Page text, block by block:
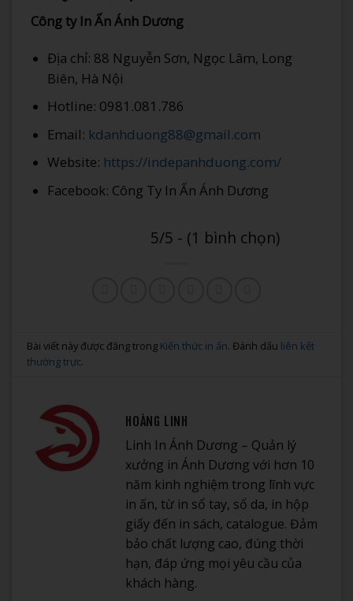
Công ty In Ấn Ánh Dương
Địa chỉ: 88 Nguyễn Sơn, Ngọc Lâm, Long
Biên, Hà Nội
Hotline: 0981.081.786
Email: kdanhduong88@gmail.com
Website: https://indepanhduong.com/
Facebook: Công Ty In Ấn Ánh Dương
5/5 - (1 bình chọn)
Bài viết này được đăng trong Kiến thức in ấn. Đánh dấu liên kết
thường trực.
HOÀNG LINH
Linh In Ánh Dương – Quản lý
xưởng in Ánh Dương với hơn 10
năm kinh nghiệm trong lĩnh vực
in ấn, từ in sổ tay, sổ da, in hộp
giấy đến in sách, catalogue. Đảm
bảo chất lượng cao, đúng thời
hạn, đáp ứng mọi yêu cầu của
khách hàng.